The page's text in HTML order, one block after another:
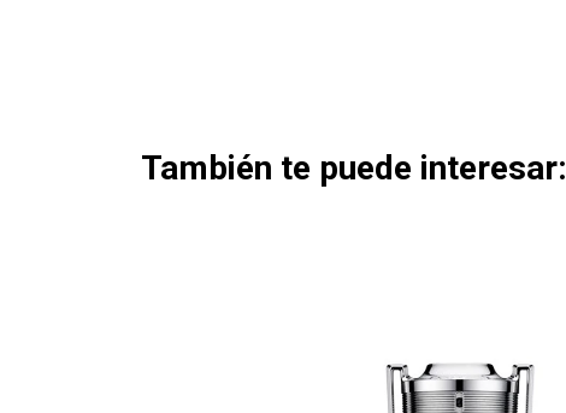
También te puede interesar: